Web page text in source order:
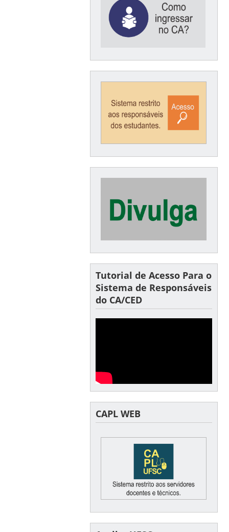
Tutorial de Acesso Para o
Sistema de Responsáveis
do CA/CED
CAPL WEB